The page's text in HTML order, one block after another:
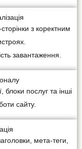
з коректним
завантаження.
блоки послуг та інші
сайту.
мета-теги,